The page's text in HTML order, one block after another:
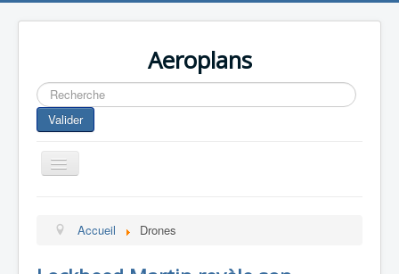
Aeroplans
Rechercher
Valider
Toggle
Navigation
Aviation Commerciale
Aviation d'Affaire
Accueil Drones